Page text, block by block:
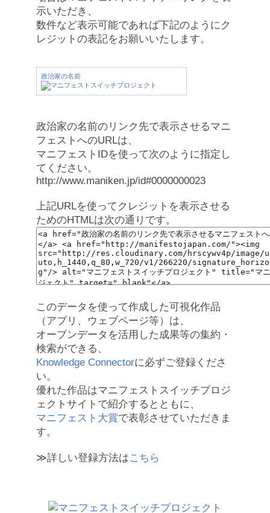
示いただき、
数件など表示可能であれば下記のようにク
レジットの表記をお願いいたします。
政治家の名前
政治家の名前のリンク先で表示させるマニ
フェストへのURLは、
マニフェストIDを使って次のように指定し
てください。
http://www.maniken.jp/id#0000000023
上記URLを使ってクレジットを表示させる
ためのHTMLは次の通りです。
このデータを使って作成した可視化作品
（アプリ、ウェブページ等）は、
オープンデータを活用した成果等の集約・
検索ができる、
Knowledge Connectorに必ずご登録くださ
い。
優れた作品はマニフェストスイッチプロジ
ェクトサイトで紹介するとともに、
マニフェスト大賞で表彰させていただきま
す。
≫詳しい登録方法はこちら